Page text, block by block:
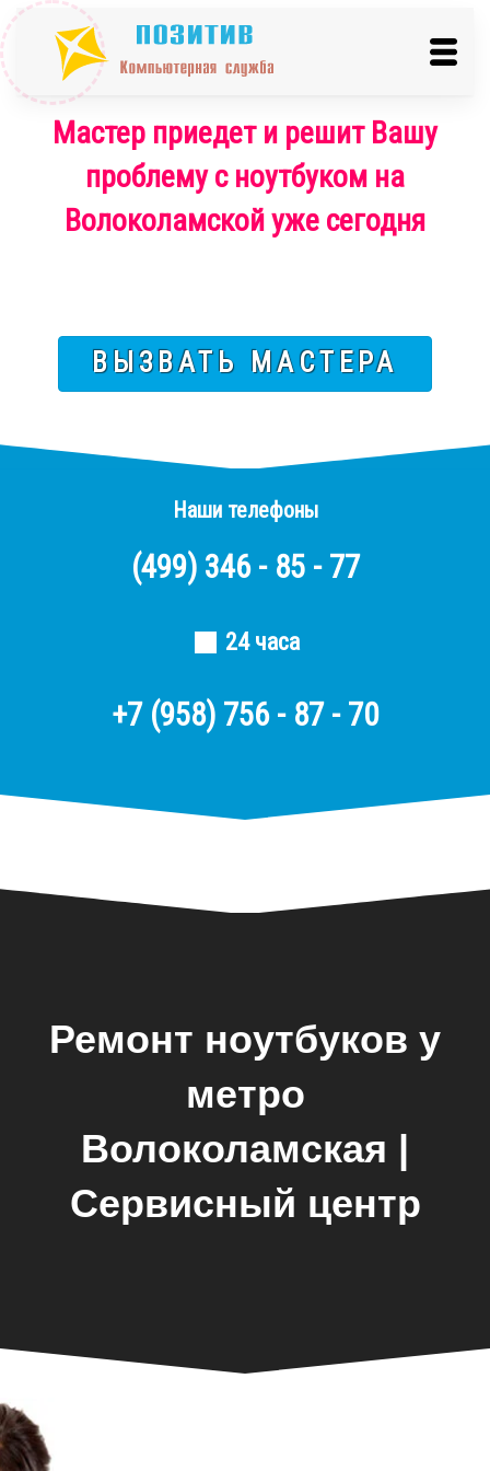
Мастер приедет и решит Вашу
проблему с ноутбуком на
Волоколамской уже сегодня
ВЫЗВАТЬ МАСТЕРА
Наши телефоны
(499) 346 - 85 - 77
24 часа
+7 (958) 756 - 87 - 70
Ремонт ноутбуков у
метро
Волоколамская |
Сервисный центр